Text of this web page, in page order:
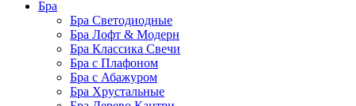
Бра
Бра Светодиодные
Бра Лофт & Модерн
Бра Классика Свечи
Бра с Плафоном
Бра с Абажуром
Бра Хрустальные